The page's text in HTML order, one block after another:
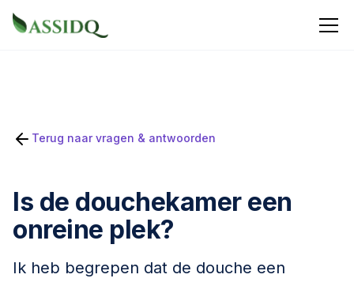
Terug naar vragen & antwoorden
Is de douchekamer een
onreine plek?
Ik heb begrepen dat de douche een